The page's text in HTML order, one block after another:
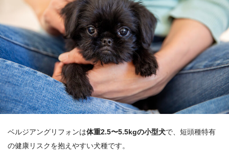
ベルジアングリフォンは体重2.5〜5.5kgの小型犬で、短頭種特有
の健康リスクを抱えやすい犬種です。